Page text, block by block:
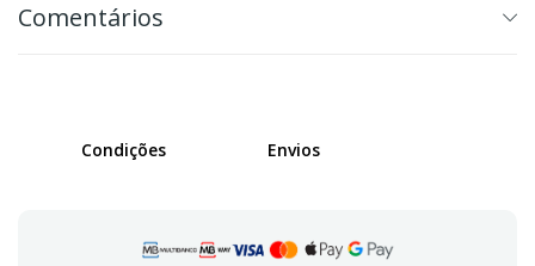
Comentários
Condições Envios